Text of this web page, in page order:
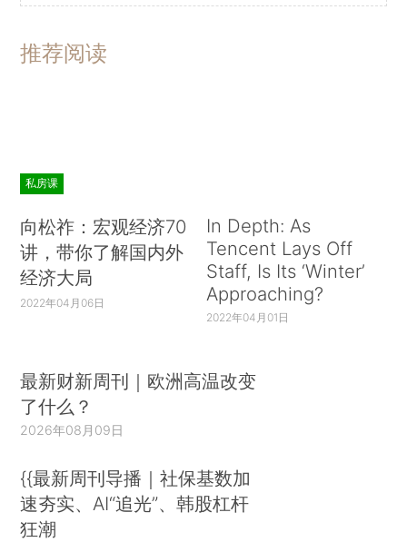
推荐阅读
私房课
向松祚：宏观经济70
讲，带你了解国内外
经济大局
2022年04月06日
In Depth: As
Tencent Lays Off
Staff, Is Its ‘Winter’
Approaching?
2022年04月01日
最新财新周刊｜欧洲高温改变
了什么？
2026年08月09日
{{最新周刊导播｜社保基数加
速夯实、AI“追光”、韩股杠杆
狂潮